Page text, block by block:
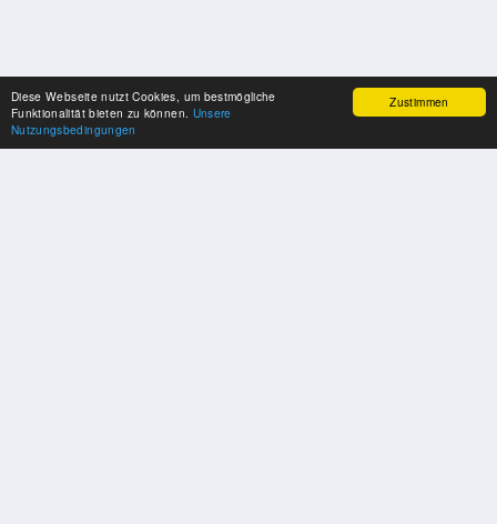
Zustimmen
Diese Webseite nutzt Cookies, um bestmögliche
Funktionalität bieten zu können. Unsere
Nutzungsbedingungen